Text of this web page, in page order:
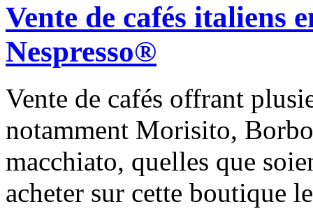
Vente de cafés italiens
Nespresso®
Vente de cafés offrant
notamment Morisito,
macchiato, quelles que
acheter sur cette boutique